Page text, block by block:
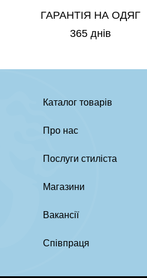
ГАРАНТІЯ НА ОДЯГ
365 днів
Каталог товарів
Про нас
Послуги стиліста
Магазини
Вакансії
Співпраця